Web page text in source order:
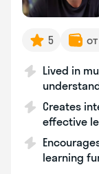
5
Lived in
Creates
effective
learning